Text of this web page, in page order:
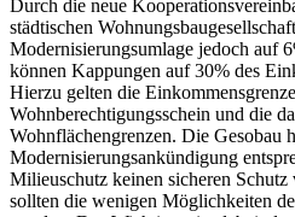
Durch die neue
städtischen
Modernisierungsumlage jedoch auf
können Kappungen auf 30% des
Hierzu gelten die
Wohnberechtigungsschein und die
Wohnflächengrenzen. Die Gesobau
Modernisierungsankündigung
Milieuschutz keinen sicheren Schutz
sollten die wenigen Möglichkeiten